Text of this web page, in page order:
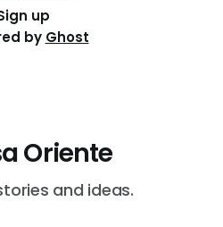
up
by Ghost
Oriente
and ideas.